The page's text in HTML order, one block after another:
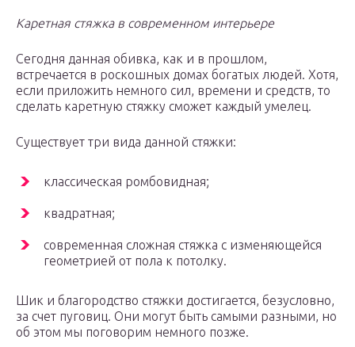
Каретная стяжка в современном интерьере
Сегодня данная обивка, как и в прошлом,
встречается в роскошных домах богатых людей. Хотя,
если приложить немного сил, времени и средств, то
сделать каретную стяжку сможет каждый умелец.
Существует три вида данной стяжки:
классическая ромбовидная;
квадратная;
современная сложная стяжка с изменяющейся
геометрией от пола к потолку.
Шик и благородство стяжки достигается, безусловно,
за счет пуговиц. Они могут быть самыми разными, но
об этом мы поговорим немного позже.